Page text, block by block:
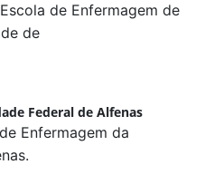
de Enfermagem de
de
Federal de Alfenas
Enfermagem da